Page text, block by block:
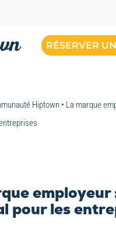
RÉSERVER
Hiptown• La marque
employeur
pour les